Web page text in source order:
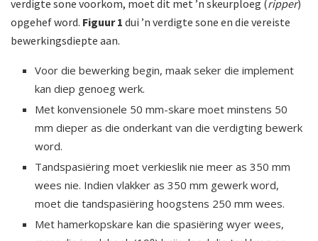
verdigte sone voorkom, moet dit met ’n skeurploeg (ripper)
opgehef word. Figuur 1 dui ’n verdigte sone en die vereiste
bewer­kingsdiepte aan.
Voor die bewerking begin, maak seker die implement
kan diep genoeg werk.
Met konvensionele 50 mm-skare moet minstens 50
mm dieper as die onderkant van die verdigting bewerk
word.
Tandspasiëring moet verkieslik nie meer as 350 mm
wees nie. Indien vlakker as 350 mm gewerk word,
moet die tandspasiëring hoogstens 250 mm wees.
Met hamerkopskare kan die spasiëring wyer wees,